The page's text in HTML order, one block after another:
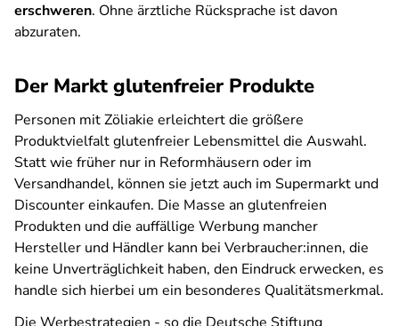
erschweren. Ohne ärztliche Rücksprache ist davon
abzuraten.
Der Markt glutenfreier Produkte
Personen mit Zöliakie erleichtert die größere
Produktvielfalt glutenfreier Lebensmittel die Auswahl.
Statt wie früher nur in Reformhäusern oder im
Versandhandel, können sie jetzt auch im Supermarkt und
Discounter einkaufen. Die Masse an glutenfreien
Produkten und die auffällige Werbung mancher
Hersteller und Händler kann bei Verbraucher:innen, die
keine Unverträglichkeit haben, den Eindruck erwecken, es
handle sich hierbei um ein besonderes Qualitätsmerkmal.